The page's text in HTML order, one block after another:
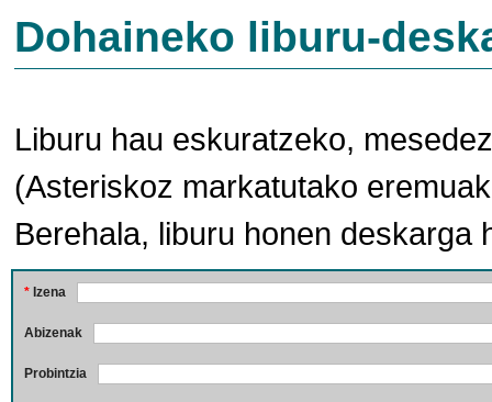
Dohaineko liburu-
Liburu hau eskuratzeko,
(Asteriskoz markatutako
Berehala, liburu honen deskarga
* Izena
Abizenak
Probintzia